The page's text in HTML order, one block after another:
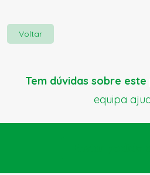
Voltar
Tem dúvidas sobre
equipa